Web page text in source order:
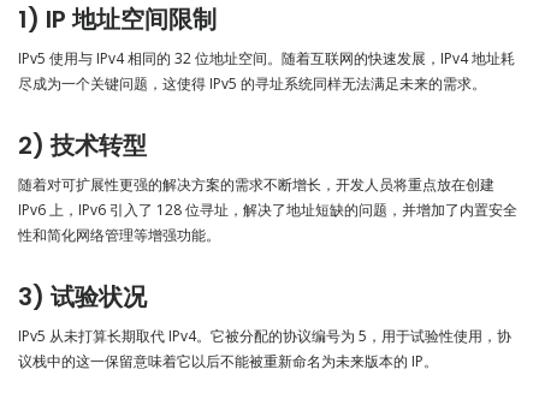
1) IP 地址空间限制
IPv5 使用与 IPv4 相同的 32 位地址空间。随着互联网的快速发展，IPv4 地址耗
尽成为一个关键问题，这使得 IPv5 的寻址系统同样无法满足未来的需求。
2) 技术转型
随着对可扩展性更强的解决方案的需求不断增长，开发人员将重点放在创建
IPv6 上，IPv6 引入了 128 位寻址，解决了地址短缺的问题，并增加了内置安全
性和简化网络管理等增强功能。
3) 试验状况
IPv5 从未打算长期取代 IPv4。它被分配的协议编号为 5，用于试验性使用，协
议栈中的这一保留意味着它以后不能被重新命名为未来版本的 IP。